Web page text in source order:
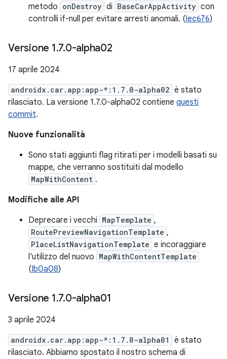
metodo onDestroy di BaseCarAppActivity con
controlli if-null per evitare arresti anomali. (Iec676)
Versione 1.7.0-alpha02
17 aprile 2024
androidx.car.app:app-*:1.7.0-alpha02 è stato
rilasciato. La versione 1.7.0-alpha02 contiene questi
commit.
Nuove funzionalità
Sono stati aggiunti flag ritirati per i modelli basati su
mappe, che verranno sostituiti dal modello
MapWithContent .
Modifiche alle API
Deprecare i vecchi MapTemplate ,
RoutePreviewNavigationTemplate ,
PlaceListNavigationTemplate e incoraggiare
l'utilizzo del nuovo MapWithContentTemplate
(Ib0a08)
Versione 1.7.0-alpha01
3 aprile 2024
androidx.car.app:app-*:1.7.0-alpha01
è stato
rilasciato. Abbiamo spostato il nostro schema di